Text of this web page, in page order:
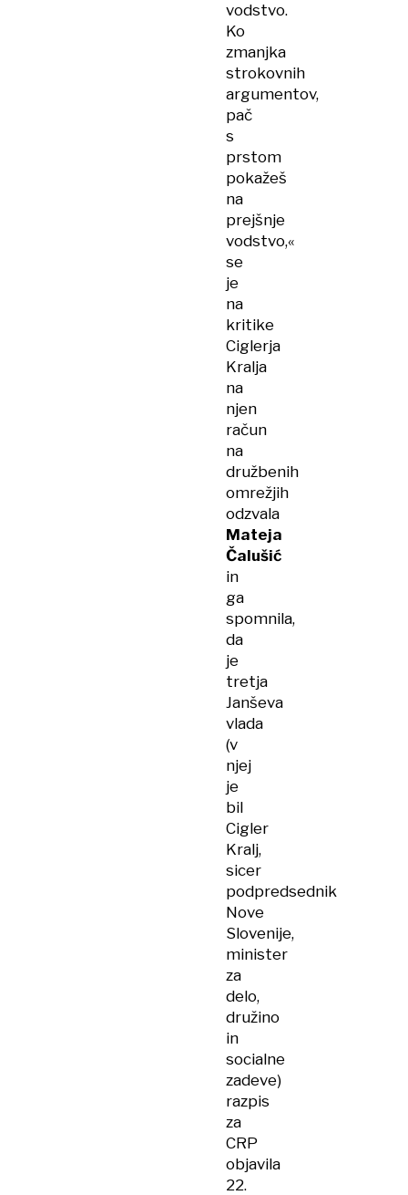
vodstvo.
Ko
zmanjka
strokovnih
argumentov,
pač
s
prstom
pokažeš
na
prejšnje
vodstvo,«
se
je
na
kritike
Ciglerja
Kralja
na
njen
račun
na
družbenih
omrežjih
odzvala
Mateja
Čalušić
in
ga
spomnila,
da
je
tretja
Janševa
vlada
(v
njej
je
bil
Cigler
Kralj,
sicer
podpredsednik
Nove
Slovenije,
minister
za
delo,
družino
in
socialne
zadeve)
razpis
za
CRP
objavila
22.